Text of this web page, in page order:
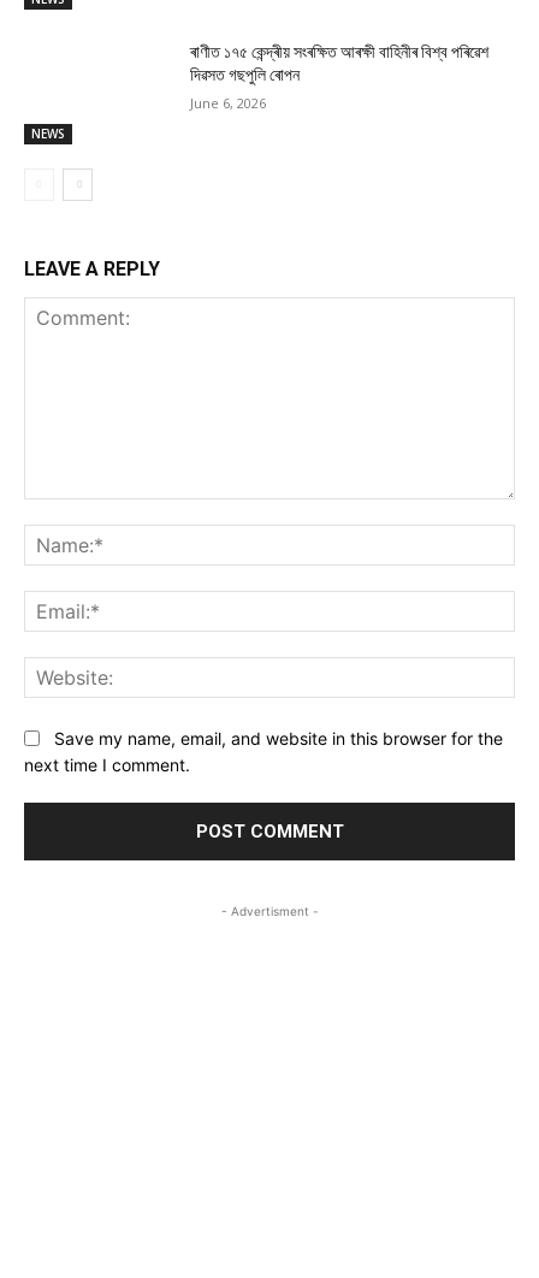
NEWS
ৰাণীত ১৭৫ কেন্দ্ৰীয় সংৰক্ষিত আৰক্ষী বাহিনীৰ বিশ্ব পৰিৱেশ
দিৱসত গছপুলি ৰোপন
June 6, 2026
LEAVE A REPLY
Save my name, email, and website in this browser for the
next time I comment.
- Advertisment -